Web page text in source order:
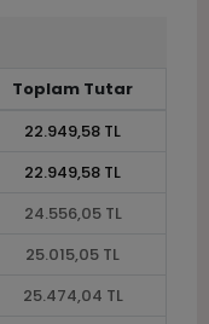
Toplam Tutar
22.949,58 TL
22.949,58 TL
24.556,05 TL
25.015,05 TL
25.474,04 TL